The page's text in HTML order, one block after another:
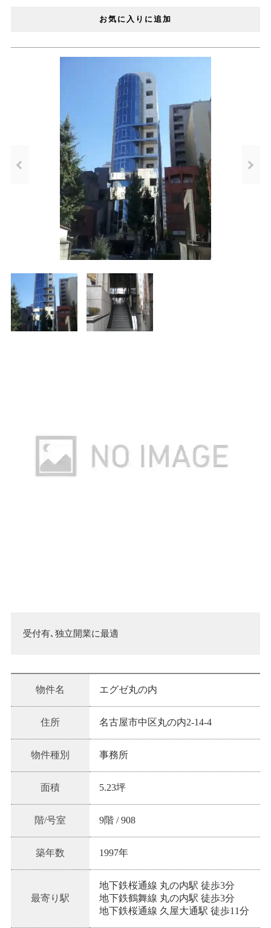
お気に入りに追加
受付有､独立開業に最適
物件名 エグゼ丸の内
住所 名古屋市中区丸の内2-14-4
物件種別 事務所
面積 5.23坪
階/号室 9階/908
築年数 1997年
最寄り駅
地下鉄桜通線 丸の内駅 徒歩3分
地下鉄鶴舞線 丸の内駅 徒歩3分
地下鉄桜通線 久屋大通駅 徒歩11分